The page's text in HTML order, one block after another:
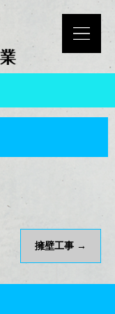
擁壁工事 →